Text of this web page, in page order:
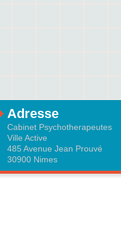
Adresse
Cabinet Psychotherapeutes
Ville Active
485 Avenue Jean Prouvé
30900 Nimes